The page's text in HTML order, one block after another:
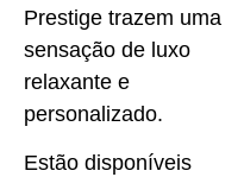
Prestige trazem uma
sensação de luxo
relaxante e
personalizado.
Estão disponíveis